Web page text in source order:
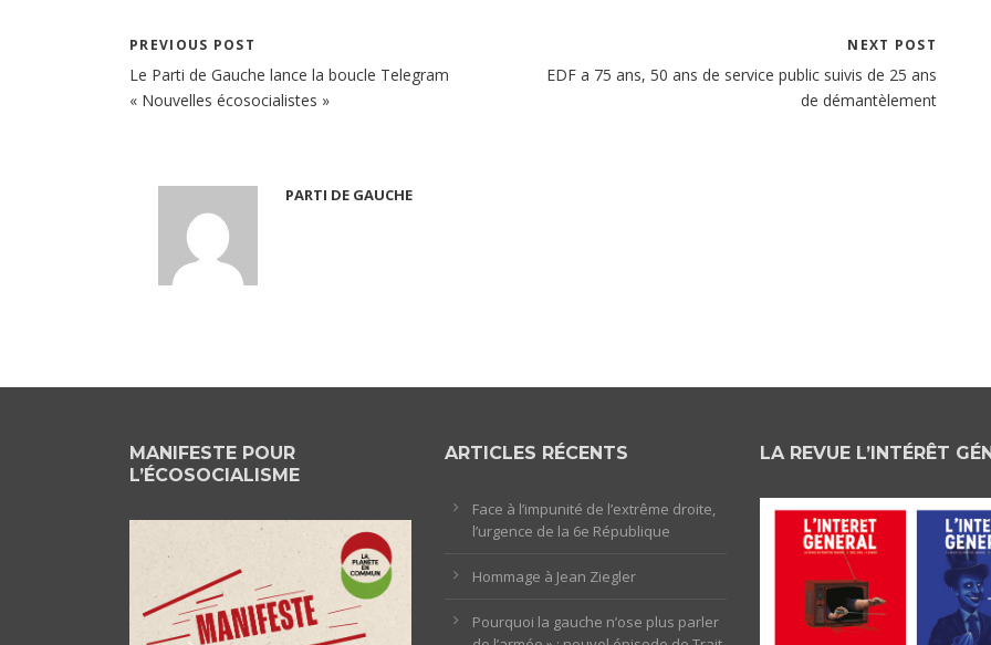
PREVIOUS POST
Le Parti de Gauche lance la boucle Telegram
« Nouvelles écosocialistes »
NEXT POST
EDF a 75 ans, 50 ans de service public suivis de 25 ans
de démantèlement
PARTI DE GAUCHE
MANIFESTE POUR
L’ÉCOSOCIALISME
ARTICLES RÉCENTS
Face à l’impunité de l’extrême droite,
l’urgence de la 6e République
Hommage à Jean Ziegler
Pourquoi la gauche n’ose plus parler
LA REVUE L’INTÉRÊT